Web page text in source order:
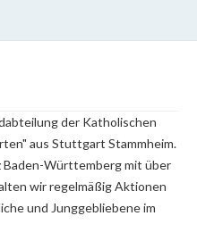
der Katholischen
aus Stuttgart Stammheim.
Baden-Württemberg mit über
wir regelmäßig Aktionen
und Junggebliebene im